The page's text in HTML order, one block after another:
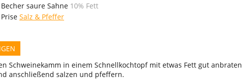
Becher saure Sahne 10% Fett
Prise Salz & Pfeffer
Schweinekamm in einem Schnellkochtopf mit etwas Fett gut anbraten
anschließend salzen und pfeffern.